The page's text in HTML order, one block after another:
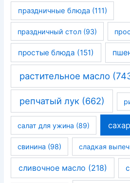
праздничные блюда(111)
праздничный стол (93)
простые блюда (151)
растительное масло
репчатый лук(662)
салат для ужина (89) сахар
свинина (98) сладкая
сливочное масло (218)